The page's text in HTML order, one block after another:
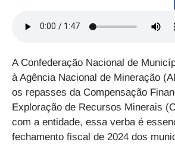
A Confederação Nacional de
à Agência Nacional de Mineração
os repasses da Compensação
Exploração de Recursos Minerais
com a entidade, essa verba é
fechamento fiscal de 2024 dos